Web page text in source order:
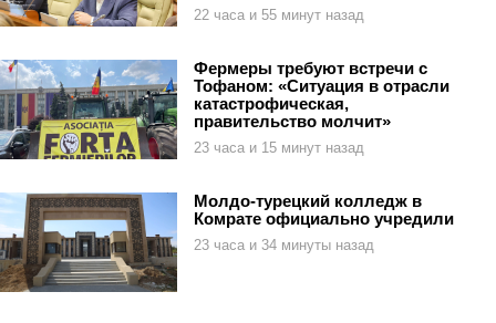
22 часа и 55 минут назад
Фермеры требуют встречи с
Тофаном: «Ситуация в отрасли
катастрофическая,
правительство молчит»
23 часа и 15 минут назад
Молдо-турецкий колледж в
Комрате официально учредили
23 часа и 34 минуты назад